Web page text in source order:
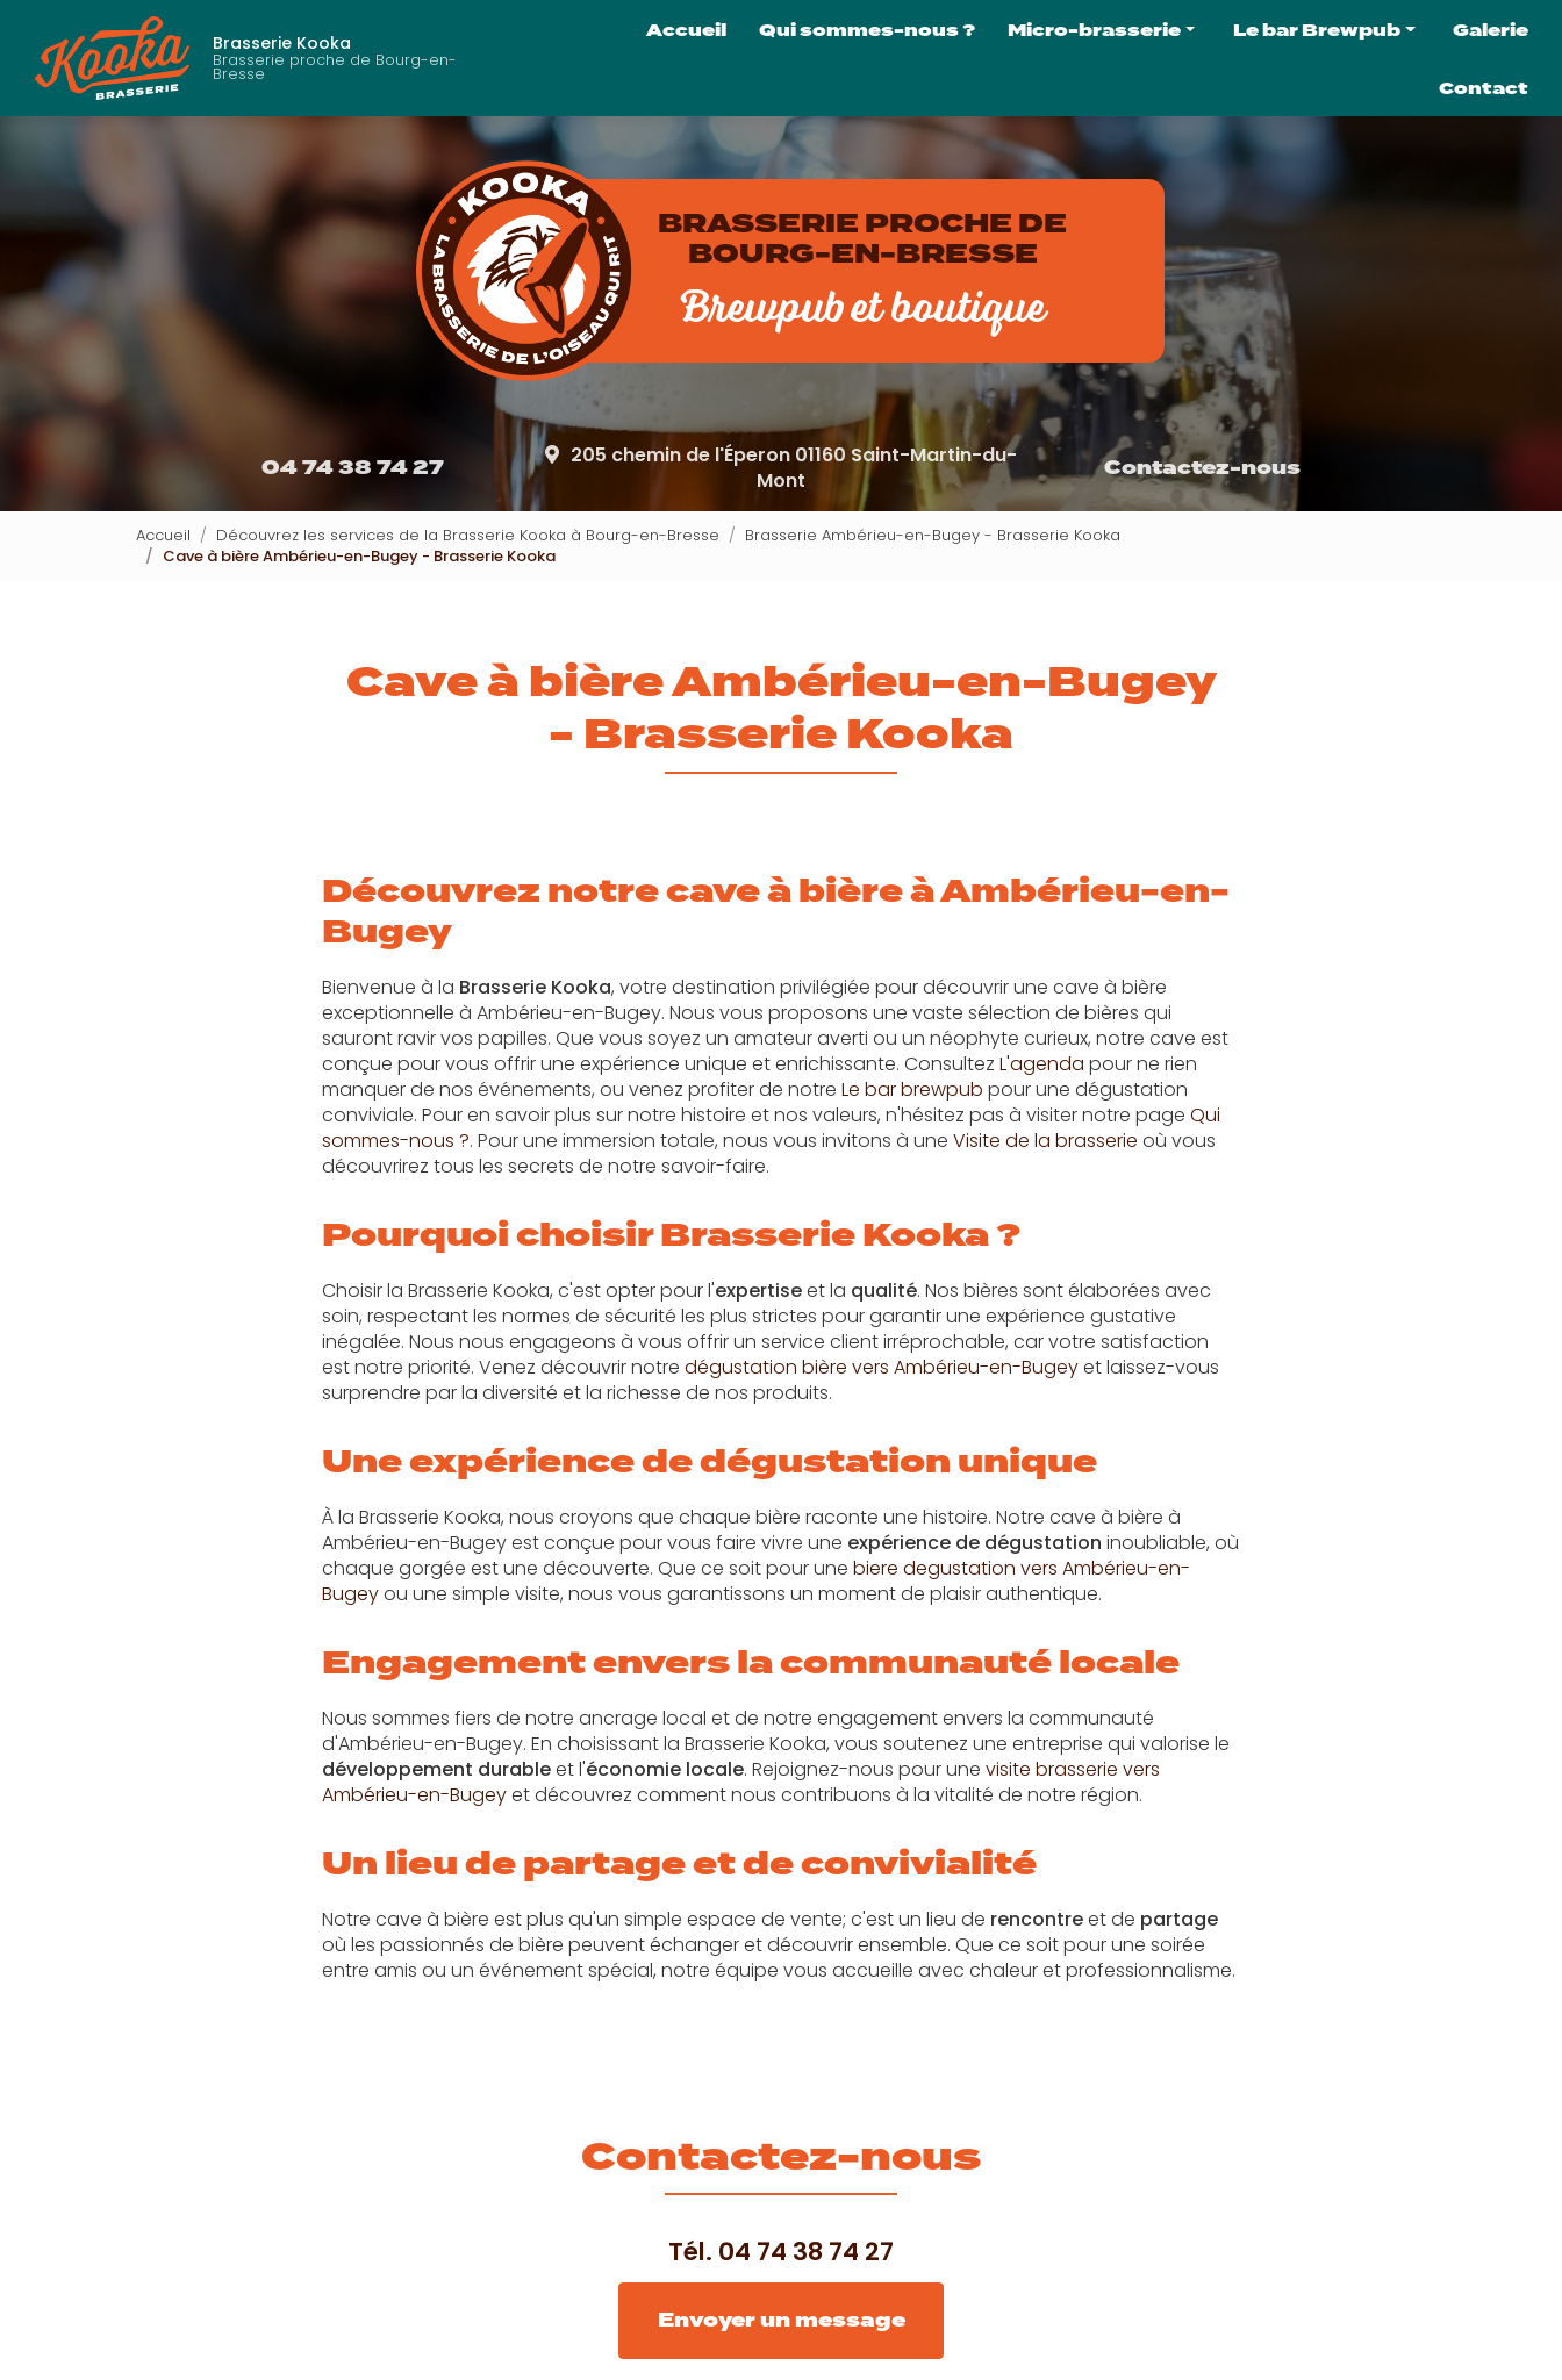
contenu
principal
Brasserie Kooka
Brasserie proche de Bourg-en-
Bresse
Accueil Qui sommes-nous ? Micro-brasserie
Nos bières
Nos softs
Visiter la brasserie
Location de tireuse
Le bar Brewpub
C'est quoi un brewpub ?
L'agenda
Galerie
Contact
BRASSERIE PROCHE DE
BOURG-EN-BRESSE
Brewpub et boutique
04 74 38 74 27
205 chemin de l'Éperon 01160 Saint-Martin-du-
Mont
Contactez-nous
Accueil Découvrez les services de la Brasserie Kooka à Bourg-en-Bresse
Brasserie Ambérieu-en-Bugey - Brasserie Kooka
Cave à bière Ambérieu-en-Bugey - Brasserie Kooka
Cave à bière Ambérieu-en-Bugey
- Brasserie Kooka
Découvrez notre cave à bière à Ambérieu-en-
Bugey
Bienvenue à la Brasserie Kooka, votre destination privilégiée pour découvrir une cave à bière
exceptionnelle à Ambérieu-en-Bugey. Nous vous proposons une vaste sélection de bières qui
sauront ravir vos papilles. Que vous soyez un amateur averti ou un néophyte curieux, notre cave est
conçue pour vous offrir une expérience unique et enrichissante. Consultez L'agenda pour ne rien
manquer de nos événements, ou venez profiter de notre Le bar brewpub pour une dégustation
conviviale. Pour en savoir plus sur notre histoire et nos valeurs, n'hésitez pas à visiter notre page Qui
sommes-nous ?. Pour une immersion totale, nous vous invitons à une Visite de la brasserie où vous
découvrirez tous les secrets de notre savoir-faire.
Pourquoi choisir Brasserie Kooka ?
Choisir la Brasserie Kooka, c'est opter pour l'expertiseet la qualité. Nos bières sont élaborées avec
soin, respectant les normes de sécurité les plus strictes pour garantir une expérience gustative
inégalée. Nous nous engageons à vous offrir un service client irréprochable, car votre satisfaction
est notre priorité. Venez découvrir notre dégustation bière vers Ambérieu-en-Bugeyet laissez-vous
surprendre par la diversité et la richesse de nos produits.
Une expérience de dégustation unique
À la Brasserie Kooka, nous croyons que chaque bière raconte une histoire. Notre cave à bière à
Ambérieu-en-Bugey est conçue pour vous faire vivre une expérience de dégustation inoubliable, où
chaque gorgée est une découverte. Que ce soit pour une biere degustation vers Ambérieu-en-
Bugeyou une simple visite, nous vous garantissons un moment de plaisir authentique.
Engagement envers la communauté locale
Nous sommes fiers de notre ancrage local et de notre engagement envers la communauté
d'Ambérieu-en-Bugey. En choisissant la Brasserie Kooka, vous soutenez une entreprise qui valorise le
développement durableet l'économie locale. Rejoignez-nous pour une visite brasserie vers
Ambérieu-en-Bugeyet découvrez comment nous contribuons à la vitalité de notre région.
Un lieu de partage et de convivialité
Notre cave à bière est plus qu'un simple espace de vente; c'est un lieu de rencontreet de partage
où les passionnés de bière peuvent échanger et découvrir ensemble. Que ce soit pour une soirée
entre amis ou un événement spécial, notre équipe vous accueille avec chaleur et professionnalisme.
Contactez-nous
Tél. 04 74 38 74 27
Envoyer un message